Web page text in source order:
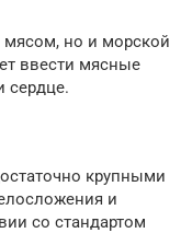
мясом, но и морской
ввести мясные
сердце.
крупными
и
со стандартом